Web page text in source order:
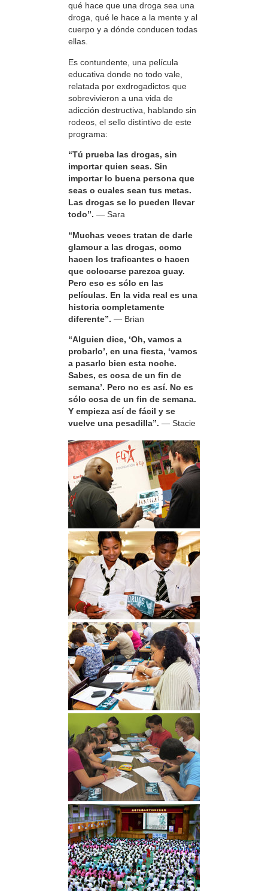
qué hace que una droga sea una
droga, qué le hace a la mente y al
cuerpo y a dónde conducen todas
ellas.
Es contundente, una película
educativa donde no todo vale,
relatada por exdrogadictos que
sobrevivieron a una vida de
adicción destructiva, hablando sin
rodeos, el sello distintivo de este
programa:
“Tú prueba las drogas, sin
importar quien seas. Sin
importar lo buena persona que
seas o cuales sean tus metas.
Las drogas se lo pueden llevar
todo”. — Sara
“Muchas veces tratan de darle
glamour a las drogas, como
hacen los traficantes o hacen
que colocarse parezca guay.
Pero eso es sólo en las
películas. En la vida real es una
historia completamente
diferente”. — Brian
“Alguien dice, ‘Oh, vamos a
probarlo’, en una fiesta, ‘vamos
a pasarlo bien esta noche.
Sabes, es cosa de un fin de
semana’. Pero no es así. No es
sólo cosa de un fin de semana.
Y empieza así de fácil y se
vuelve una pesadilla”. — Stacie